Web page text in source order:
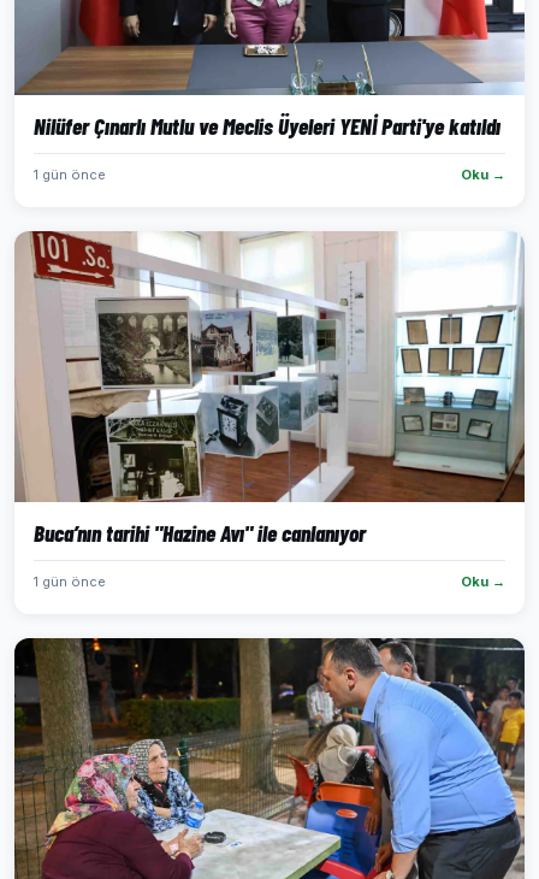
Nilüfer Çınarlı Mutlu ve Meclis Üyeleri YENİ Parti'ye katıldı
1 gün önce Oku →
Buca’nın tarihi "Hazine Avı" ile canlanıyor
1 gün önce Oku →